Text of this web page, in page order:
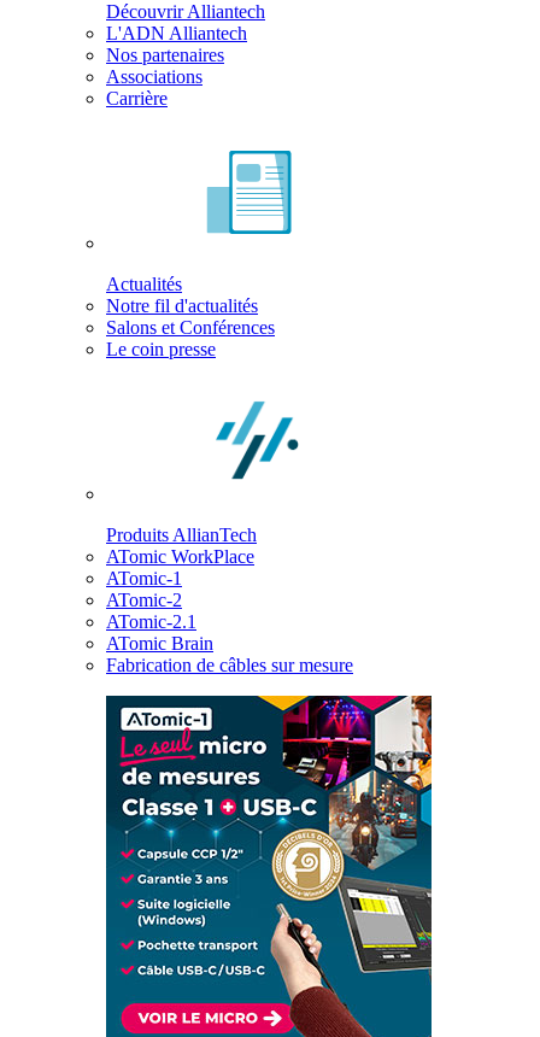
Découvrir Alliantech
L'ADN Alliantech
Nos partenaires
Associations
Carrière
Actualités
Notre fil d'actualités
Salons et Conférences
Le coin presse
Produits AllianTech
ATomic WorkPlace
ATomic-1
ATomic-2
ATomic-2.1
ATomic Brain
Fabrication de câbles sur mesure